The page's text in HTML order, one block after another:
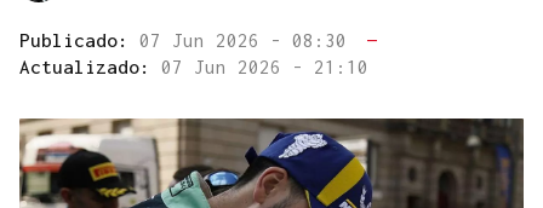
Publicado: 07 Jun 2026 - 08:30
—
Actualizado: 07 Jun 2026 - 21:10